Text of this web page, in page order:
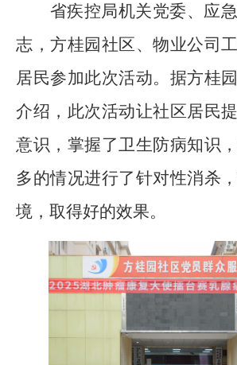
省疾控局机关党委、应
志，方桂园社区、物业公司
居民参加此次活动。 据方桂
介绍，此次活动让社区居民
意识，掌握了卫生防病知识
多的情况进行了针对性消杀
境，取得好的效果。